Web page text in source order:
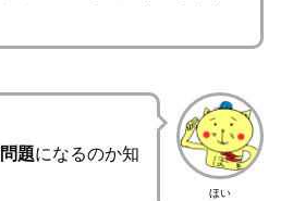
ほい
問題になるのか知